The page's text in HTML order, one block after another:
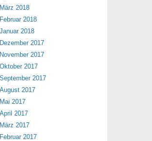
März 2018
Februar 2018
Januar 2018
Dezember 2017
November 2017
Oktober 2017
September 2017
August 2017
Mai 2017
April 2017
März 2017
Februar 2017